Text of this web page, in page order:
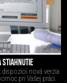
STIAHNUTIE
nová verzia
pri Vašej práci.